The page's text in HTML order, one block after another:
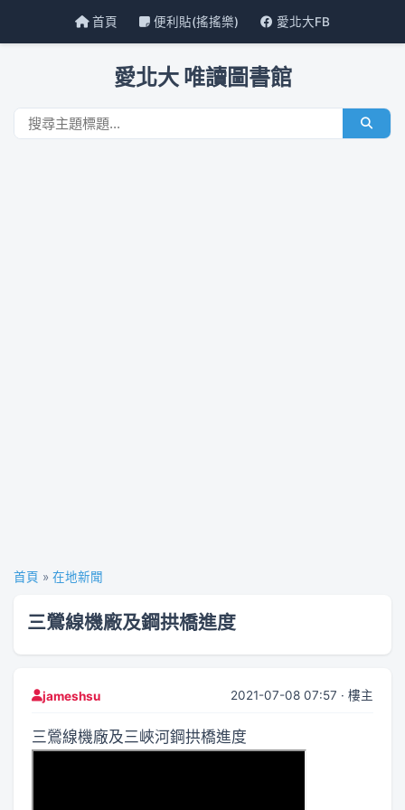
首頁 便利貼(搖搖樂) 愛北大FB
愛北大 唯讀圖書館
首頁 » 在地新聞
三鶯線機廠及鋼拱橋進度
jameshsu 2021-07-08 07:57 · 樓主
三鶯線機廠及三峽河鋼拱橋進度